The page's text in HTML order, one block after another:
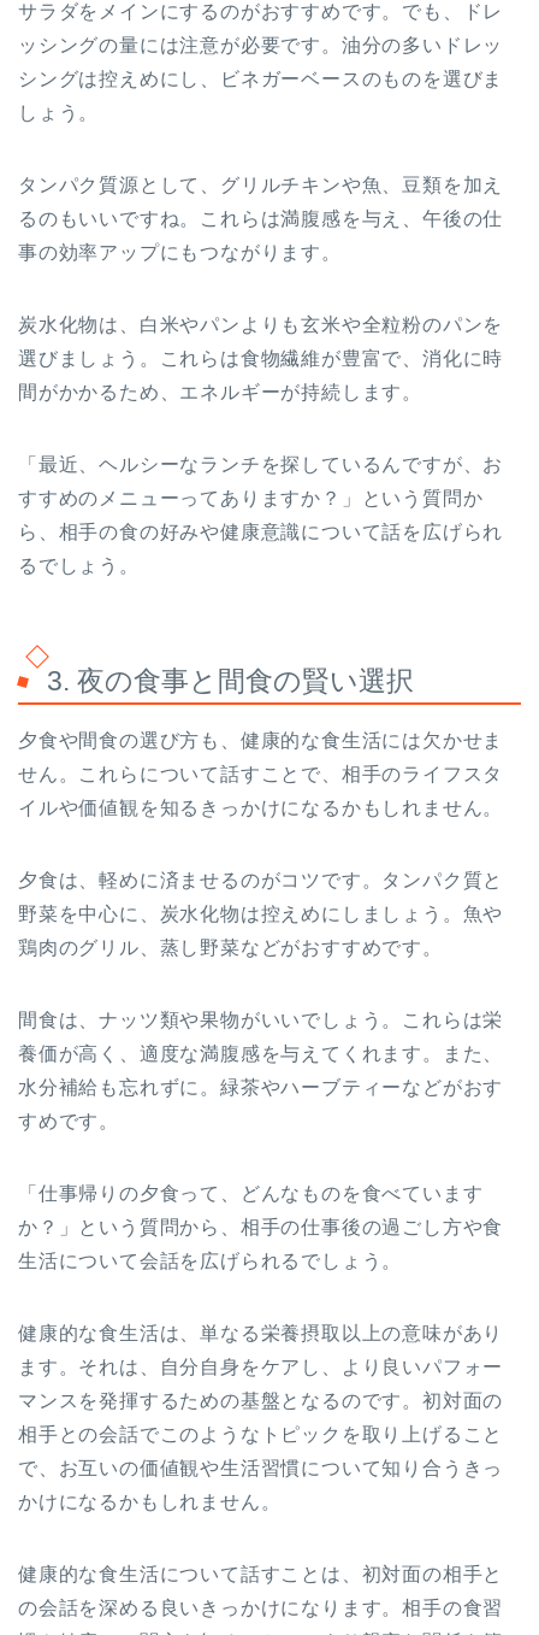
サラダをメインにするのがおすすめです。でも、ドレ
ッシングの量には注意が必要です。油分の多いドレッ
シングは控えめにし、ビネガーベースのものを選びま
しょう。
タンパク質源として、グリルチキンや魚、豆類を加え
るのもいいですね。これらは満腹感を与え、午後の仕
事の効率アップにもつながります。
炭水化物は、白米やパンよりも玄米や全粒粉のパンを
選びましょう。これらは食物繊維が豊富で、消化に時
間がかかるため、エネルギーが持続します。
「最近、ヘルシーなランチを探しているんですが、お
すすめのメニューってありますか？」という質問か
ら、相手の食の好みや健康意識について話を広げられ
るでしょう。
3. 夜の食事と間食の賢い選択
夕食や間食の選び方も、健康的な食生活には欠かせま
せん。これらについて話すことで、相手のライフスタ
イルや価値観を知るきっかけになるかもしれません。
夕食は、軽めに済ませるのがコツです。タンパク質と
野菜を中心に、炭水化物は控えめにしましょう。魚や
鶏肉のグリル、蒸し野菜などがおすすめです。
間食は、ナッツ類や果物がいいでしょう。これらは栄
養価が高く、適度な満腹感を与えてくれます。また、
水分補給も忘れずに。緑茶やハーブティーなどがおす
すめです。
「仕事帰りの夕食って、どんなものを食べています
か？」という質問から、相手の仕事後の過ごし方や食
生活について会話を広げられるでしょう。
健康的な食生活は、単なる栄養摂取以上の意味があり
ます。それは、自分自身をケアし、より良いパフォー
マンスを発揮するための基盤となるのです。初対面の
相手との会話でこのようなトピックを取り上げること
で、お互いの価値観や生活習慣について知り合うきっ
かけになるかもしれません。
健康的な食生活について話すことは、初対面の相手と
の会話を深める良いきっかけになります。相手の食習